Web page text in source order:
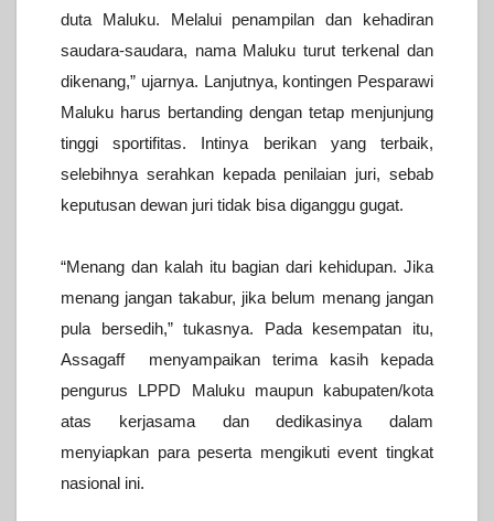
duta Maluku. Melalui penampilan dan kehadiran
saudara-saudara, nama Maluku turut terkenal dan
dikenang,” ujarnya. Lanjutnya, kontingen Pesparawi
Maluku harus bertanding dengan tetap menjunjung
tinggi sportifitas. Intinya berikan yang terbaik,
selebihnya serahkan kepada penilaian juri, sebab
keputusan dewan juri tidak bisa diganggu gugat.
“Menang dan kalah itu bagian dari kehidupan. Jika
menang jangan takabur, jika belum menang jangan
pula bersedih,” tukasnya. Pada kesempatan itu,
Assagaff menyampaikan terima kasih kepada
pengurus LPPD Maluku maupun kabupaten/kota
atas kerjasama dan dedikasinya dalam
menyiapkan para peserta mengikuti event tingkat
nasional ini.